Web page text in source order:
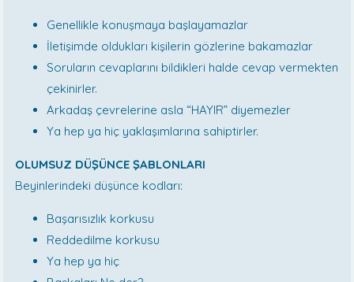
Genellikle konuşmaya başlayamazlar
İletişimde oldukları kişilerin gözlerine bakamazlar
Soruların cevaplarını bildikleri halde cevap vermekten
çekinirler.
Arkadaş çevrelerine asla “HAYIR” diyemezler
Ya hep ya hiç yaklaşımlarına sahiptirler.
OLUMSUZ DÜŞÜNCE ŞABLONLARI
Beyinlerindeki düşünce kodları:
Başarısızlık korkusu
Reddedilme korkusu
Ya hep ya hiç